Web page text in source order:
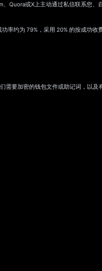
Quora或X上主动通过私信联系您
约为 79%，采用 20% 的按成功收
要加密的钱包文件或助记词，以